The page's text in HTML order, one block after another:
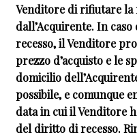
Venditore di rifiutare la
dall’Acquirente. In
recesso, il Venditore
prezzo d’acquisto e le
domicilio
possibile, e comunque
data in cui il Venditore
del diritto di recesso.